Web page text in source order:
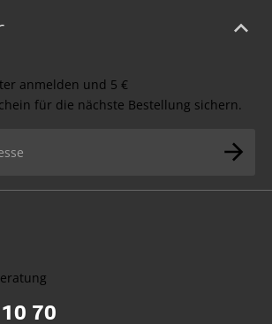
anmelden und 5 €
für die nächste Bestellung sichern.
70